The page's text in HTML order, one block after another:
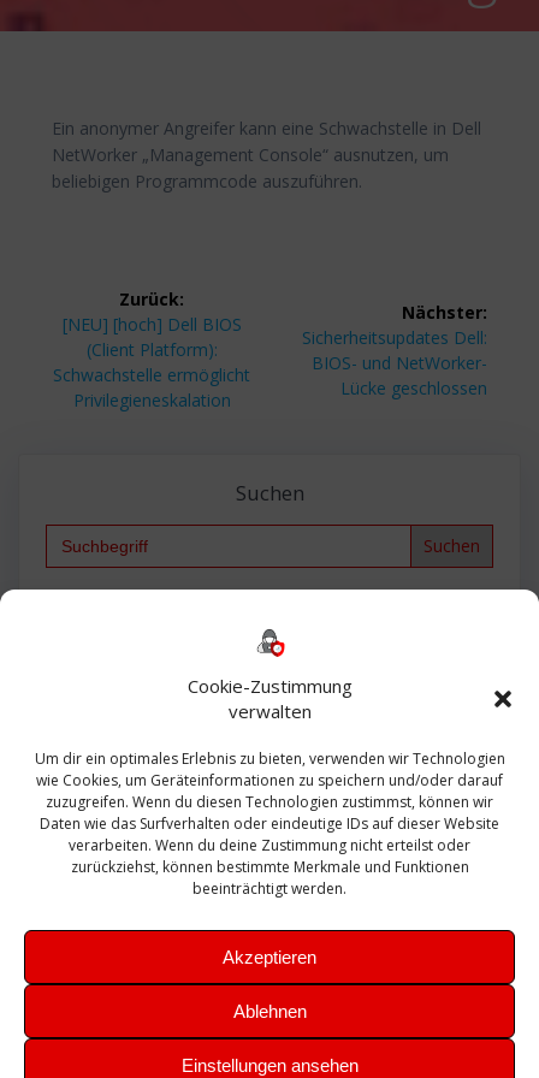
Cookie-Zustimmung
verwalten
Um dir ein optimales Erlebnis zu bieten, verwenden wir Technologien
wie Cookies, um Geräteinformationen zu speichern und/oder darauf
zuzugreifen. Wenn du diesen Technologien zustimmst, können wir
Daten wie das Surfverhalten oder eindeutige IDs auf dieser Website
verarbeiten. Wenn du deine Zustimmung nicht erteilst oder
zurückziehst, können bestimmte Merkmale und Funktionen
beeinträchtigt werden.
Akzeptieren
Ablehnen
Einstellungen ansehen
Ein anonymer Angreifer kann eine Schwachstelle in Dell
NetWorker „Management Console“ ausnutzen, um
beliebigen Programmcode auszuführen.
Beitragsnavigation
Zurück:
Vorheriger
Beitrag:
[NEU] [hoch] Dell BIOS
(Client Platform):
Schwachstelle ermöglicht
Privilegieneskalation
Nächster:
Nächster
Beitrag:
Sicherheitsupdates Dell:
BIOS- und NetWorker-
Lücke geschlossen
Suchen
Search
Bautagebuch
Exchange firewall Fritzbox
Microsoft
Sanierung SBS Security Server Sicherheit
Sicherung SIEM Sophos SSL Ubuntu
Update Upgrade UTM VCenter VCSA Veeam
VMWare VPN WAZUH Windows
Zertifikat